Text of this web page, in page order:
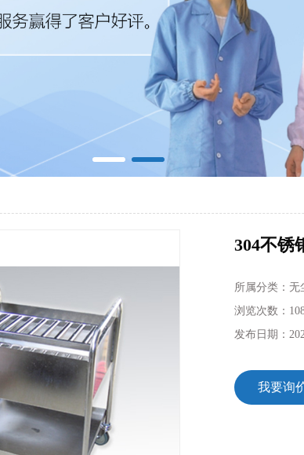
304不锈
所属分类： 无
浏览次数：
发布日期：
我要询